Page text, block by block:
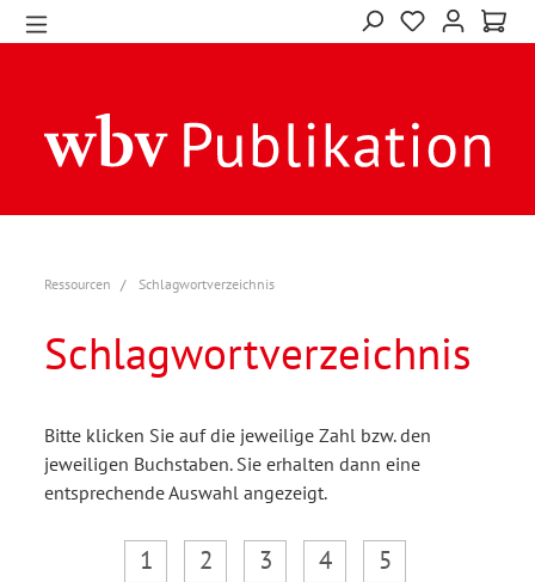
Ressourcen Schlagwortverzeichnis
Schlagwortverzeichnis
Bitte klicken Sie auf die jeweilige Zahl bzw. den
jeweiligen Buchstaben. Sie erhalten dann eine
entsprechende Auswahl angezeigt.
1 2 3 4
5